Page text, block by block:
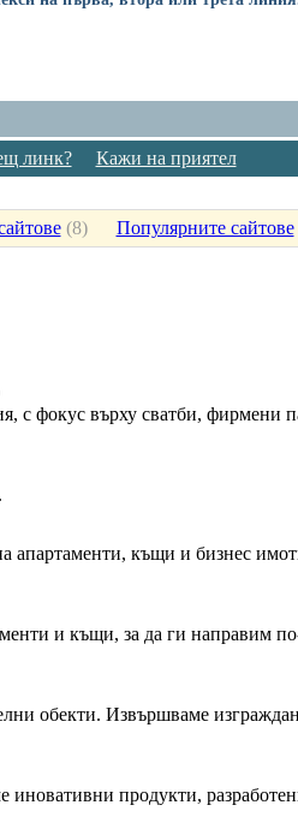
линк? Кажи на приятел
(8) Популярните сайтове
с фокус върху сватби,
къщи и бизнес
и къщи, за да ги направим
обекти. Извършваме
продукти,